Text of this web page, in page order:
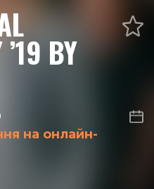
’19 BY
на онлайн-